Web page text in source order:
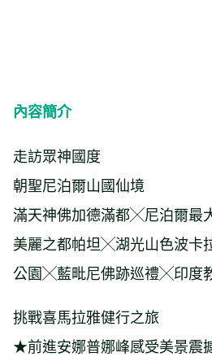
內容簡介
走訪眾神國度
朝聖尼泊爾山國仙境
滿天神佛加德滿都╳尼泊爾最
美麗之都帕坦╳湖光山色波卡
公園╳藍毗尼佛跡巡禮╳印度
挑戰喜馬拉雅健行之旅
★前進安娜普娜峰感受美景震